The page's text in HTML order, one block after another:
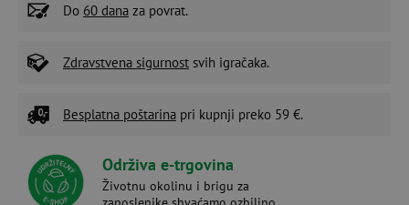
Do 60 dana za povrat.
Zdravstvena sigurnost svih igračaka.
Besplatna poštarina pri kupnji preko 59 €.
Održiva e-trgovina
Životnu okolinu i brigu za